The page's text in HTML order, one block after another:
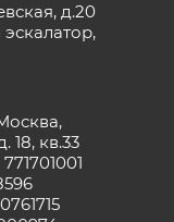
д.20
18, кв.33